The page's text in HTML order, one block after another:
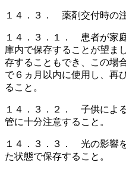
１４．３． 薬剤交付時の
１４．３．１． 患者が家
庫内で保存することが望ま
存することもでき、この場
で６ヵ月以内に使用し、再
ること。
１４．３．２． 子供によ
管に十分注意すること。
１４．３．３． 光の影響
た状態で保存すること。